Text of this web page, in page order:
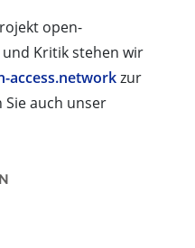
open-
Kritik stehen wir
access.networkzur
auch unser